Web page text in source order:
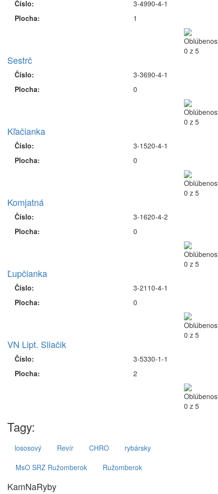
Číslo:
Plocha:
3-4990-4-1
1
Sestrč
Číslo:
Plocha:
3-3690-4-1
0
Kľačianka
Číslo:
Plocha:
3-1520-4-1
0
Komjatná
Číslo:
Plocha:
3-1620-4-2
0
Ľupčianka
Číslo:
Plocha:
3-2110-4-1
0
VN Lipt. Sliačik
Číslo:
Plocha:
3-5330-1-1
2
Tagy:
lososový Revír CHRO
rybársky
MsO SRZ Ružomberok
Ružomberok
KamNaRyby